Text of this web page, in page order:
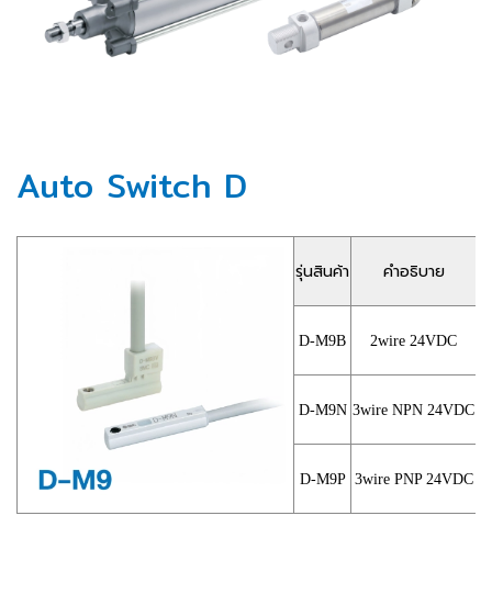
Auto Switch D
รุ่นสินค้า คำอธิบาย
D-M9B 2wire 24VDC
D-M9N 3wire NPN 24VDC
D-M9P 3wire PNP 24VDC